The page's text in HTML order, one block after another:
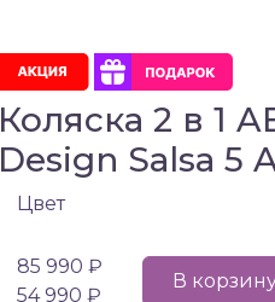
Коляска 2 в 1
Design Salsa 5
Цвет
85 990 ₽
54 990 ₽
В